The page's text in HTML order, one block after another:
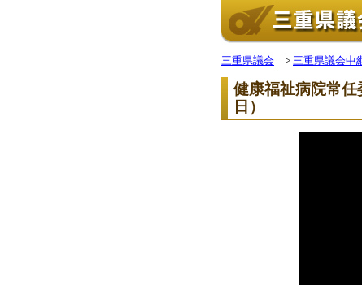
三重県議会 > 三重県議会中
健康福祉病院常
日）